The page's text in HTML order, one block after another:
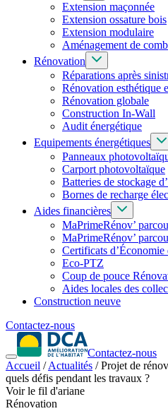
Extension maçonnée
Extension ossature bois
Extension modulaire
Aménagement de
Rénovation
Réparations après
Rénovation esthétique
Rénovation globale
Construction In-Wall
Audit énergétique
Equipements énergétiques
Panneaux
Carport photovoltaïque
Batteries de stockage
Bornes de recharge
Aides financières
MaPrimeRénov’
MaPrimeRénov’
Certificats
Eco-PTZ
Coup de pouce
Aides locales des
Construction neuve
Contactez-nous
Contactez-nous
Accueil /Actualités /Projet de
quels défis pendant les travaux ?
Voir le fil d'ariane
Rénovation